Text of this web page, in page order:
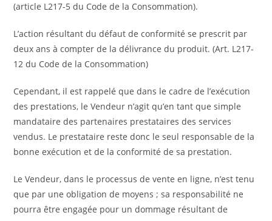
(article L217-5 du Code de la Consommation).
L’action résultant du défaut de conformité se prescrit par
deux ans à compter de la délivrance du produit. (Art. L217-
12 du Code de la Consommation)
Cependant, il est rappelé que dans le cadre de l’exécution
des prestations, le Vendeur n’agit qu’en tant que simple
mandataire des partenaires prestataires des services
vendus. Le prestataire reste donc le seul responsable de la
bonne exécution et de la conformité de sa prestation.
Le Vendeur, dans le processus de vente en ligne, n’est tenu
que par une obligation de moyens ; sa responsabilité ne
pourra être engagée pour un dommage résultant de